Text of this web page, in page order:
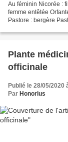
Au féminin Nicorée :
femme entêtée
Pastore : bergère
Plante
officinale
Publié le 28/05/2020
Par Honorius